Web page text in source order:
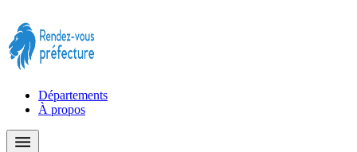
Départements
À propos